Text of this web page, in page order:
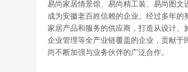
易尚家居情景馆、易尚精工装、易尚图
成为安徽老百姓信赖的企业。经过多年的
家居产品和服务的供应商，打造从设计、
企业管理等全产业链覆盖的企业，贡献
尚不断加强与业务伙伴的广泛合作。